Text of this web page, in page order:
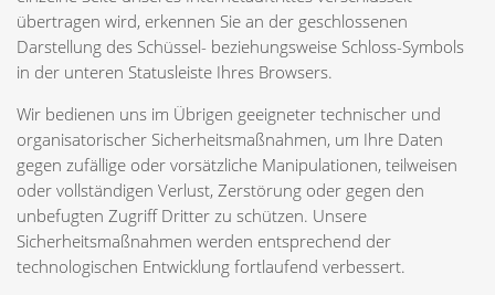
übertragen wird, erkennen Sie an der geschlossenen
Darstellung des Schüssel- beziehungsweise Schloss-Symbols
in der unteren Statusleiste Ihres Browsers.
Wir bedienen uns im Übrigen geeigneter technischer und
organisatorischer Sicherheitsmaßnahmen, um Ihre Daten
gegen zufällige oder vorsätzliche Manipulationen, teilweisen
oder vollständigen Verlust, Zerstörung oder gegen den
unbefugten Zugriff Dritter zu schützen. Unsere
Sicherheitsmaßnahmen werden entsprechend der
technologischen Entwicklung fortlaufend verbessert.